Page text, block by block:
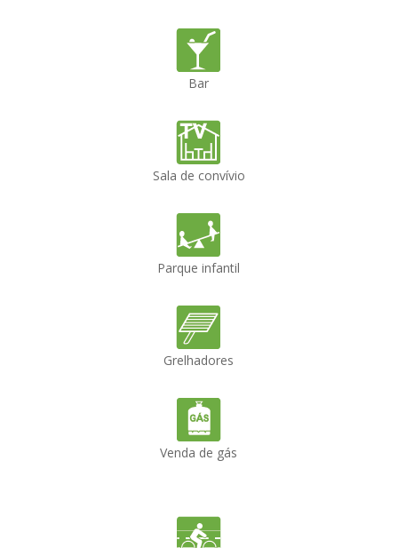
Bar
Sala de convívio
Parque infantil
Grelhadores
Venda de gás